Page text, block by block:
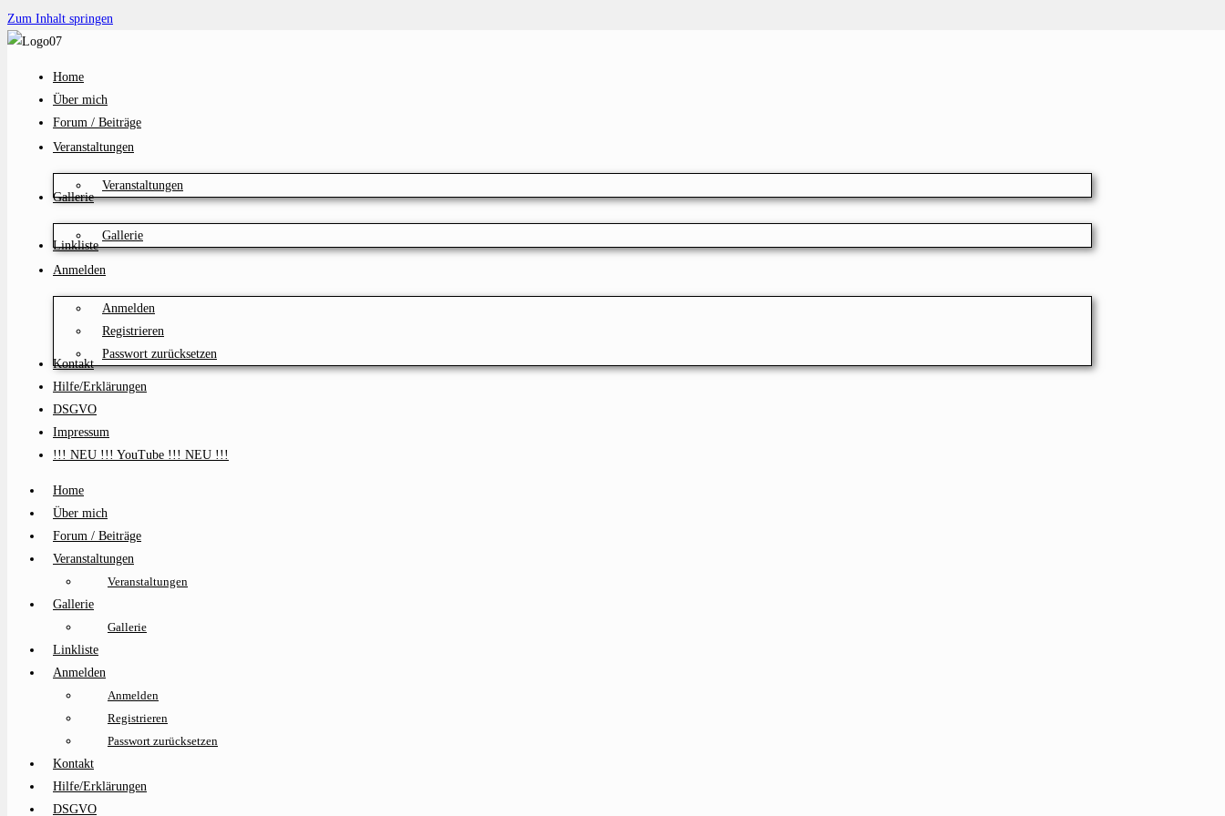
Zum Inhalt springen
Home
Über mich
Forum / Beiträge
Veranstaltungen
Veranstaltungen
Gallerie
Gallerie
Linkliste
Anmelden
Anmelden
Registrieren
Passwort zurücksetzen
Kontakt
Hilfe/Erklärungen
DSGVO
Impressum
!!! NEU !!! YouTube !!! NEU !!!
Home
Über mich
Forum / Beiträge
Veranstaltungen
Veranstaltungen
Gallerie
Gallerie
Linkliste
Anmelden
Anmelden
Registrieren
Passwort zurücksetzen
Kontakt
Hilfe/Erklärungen
DSGVO